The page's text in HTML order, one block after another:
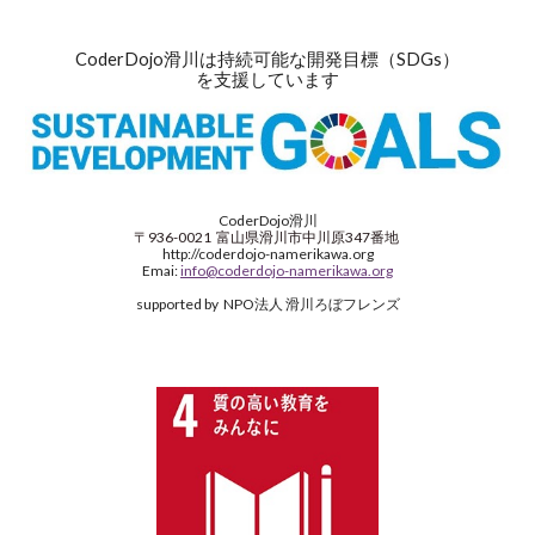
CoderDojo滑川は持続可能な開発目標（SDGs）
を支援しています
CoderDojo滑川
〒936-0021 富山県滑川市中川原347番地
http://coderdojo-namerikawa.org
Emai:info@coderdojo-namerikawa.org
supported by NPO法人 滑川ろぼフレンズ